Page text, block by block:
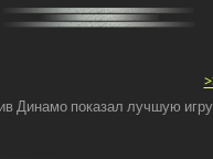
Динамо показал лучшую